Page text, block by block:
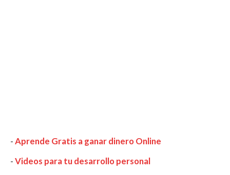
-Aprende Gratis a ganar dinero Online
-Videos para tu desarrollo personal